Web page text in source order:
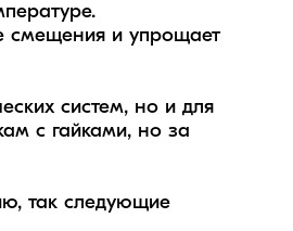
смещения и упрощает
систем, но и для
с гайками, но за